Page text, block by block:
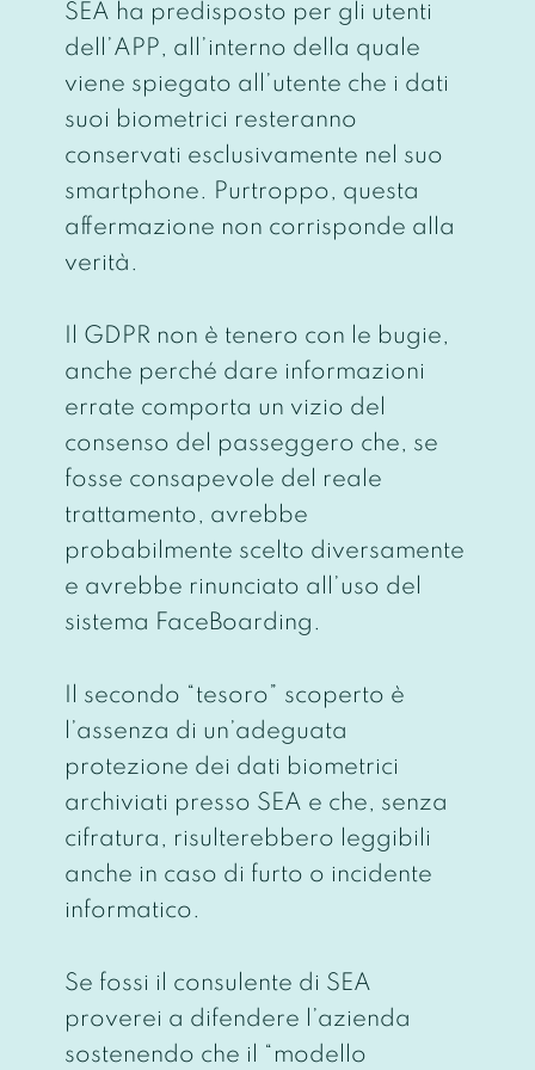
SEA ha predisposto per gli utenti
dell’APP, all’interno della quale
viene spiegato all’utente che i dati
suoi biometrici resteranno
conservati esclusivamente nel suo
smartphone. Purtroppo, questa
affermazione non corrisponde alla
verità.
Il GDPR non è tenero con le bugie,
anche perché dare informazioni
errate comporta un vizio del
consenso del passeggero che, se
fosse consapevole del reale
trattamento, avrebbe
probabilmente scelto diversamente
e avrebbe rinunciato all’uso del
sistema FaceBoarding.
Il secondo “tesoro” scoperto è
l’assenza di un’adeguata
protezione dei dati biometrici
archiviati presso SEA e che, senza
cifratura, risulterebbero leggibili
anche in caso di furto o incidente
informatico.
Se fossi il consulente di SEA
proverei a difendere l’azienda
sostenendo che il “modello